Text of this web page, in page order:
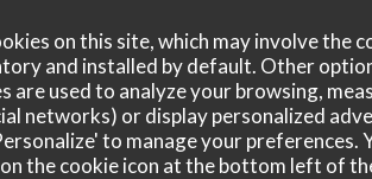
on this site, which may involve the
and installed by default. Other
are used to analyze your browsing,
networks) or display personalized
to manage your preferences.
the cookie icon at the bottom left of
Service :5 /5 Ambiance: 5/5 Food: 4/5 Value:
notre déjeuner (moule, carbonade, flamiche